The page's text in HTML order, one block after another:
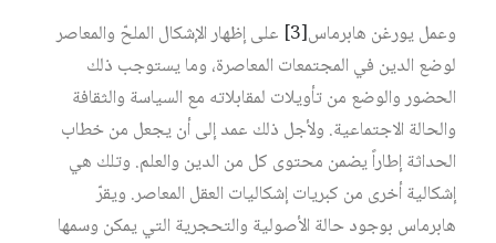
وعمل يورغن هابرماس[3]
على إظهار الإشكال الملحّ والمعاصر
لوضع الدين في المجتمعات المعاصرة، وما يستوجب ذلك
الحضور والوضع من تأويلات لمقابلاته مع السياسة والثقافة
والحالة الاجتماعية. ولأجل ذلك عمد إلى أن يجعل من خطاب
الحداثة إطاراً يضمن محتوى كل من الدين والعلم. وتلك هي
إشكالية أخرى من كبريات إشكاليات العقل المعاصر. ويقرّ
هابرماس بوجود حالة الأصولية والتحجرية التي يمكن وسمها